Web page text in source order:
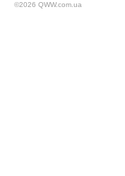
©2026 QWW.com.ua